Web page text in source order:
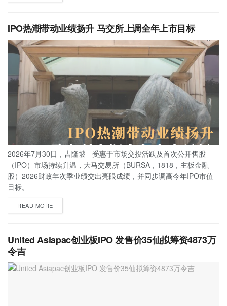
IPO热潮带动业绩扬升 马交所上调全年上市目标
2026年7月30日，吉隆坡 - 受惠于市场交投活跃及首次公开售股
（IPO）市场持续升温，大马交易所（BURSA，1818，主板金融
股）2026财政年次季业绩交出亮眼成绩，并同步调高今年IPO市值
目标。
READ MORE
United Asiapac创业板IPO 发售价35仙拟筹资4873万
令吉